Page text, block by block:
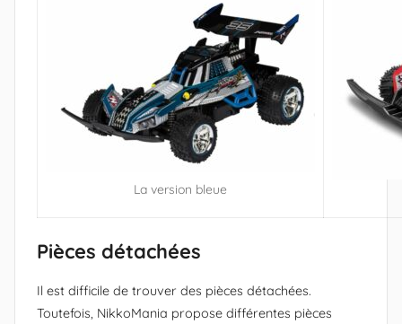
La version bleue
Pièces détachées
Il est difficile de trouver des pièces détachées.
Toutefois, NikkoMania propose différentes pièces